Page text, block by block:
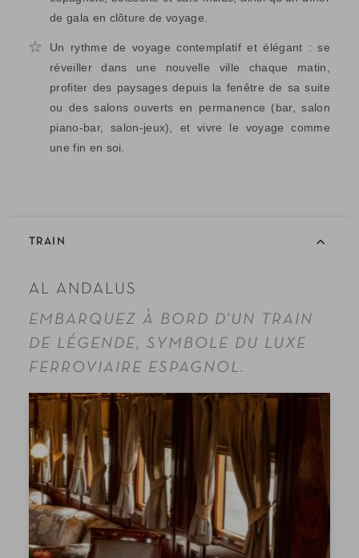
de gala en clôture de voyage.
Un rythme de voyage contemplatif et élégant : se
réveiller dans une nouvelle ville chaque matin,
profiter des paysages depuis la fenêtre de sa suite
ou des salons ouverts en permanence (bar, salon
piano-bar, salon-jeux), et vivre le voyage comme
une fin en soi.
TRAIN
AL ANDALUS
EMBARQUEZ À BORD D’UN TRAIN
DE LÉGENDE, SYMBOLE DU LUXE
FERROVIAIRE ESPAGNOL.